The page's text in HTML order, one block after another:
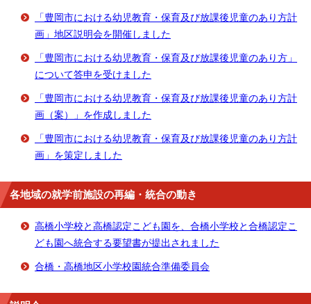
「豊岡市における幼児教育・保育及び放課後児童のあり方計
画」地区説明会を開催しました
「豊岡市における幼児教育・保育及び放課後児童のあり方」
について答申を受けました
「豊岡市における幼児教育・保育及び放課後児童のあり方計
画（案）」を作成しました
「豊岡市における幼児教育・保育及び放課後児童のあり方計
画」を策定しました
各地域の就学前施設の再編・統合の動き
高橋小学校と高橋認定こども園を、合橋小学校と合橋認定こ
ども園へ統合する要望書が提出されました
合橋・高橋地区小学校園統合準備委員会